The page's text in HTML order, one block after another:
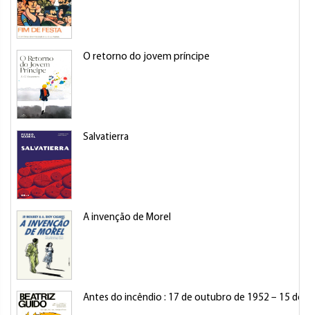
O retorno do jovem príncipe
Salvatierra
A invenção de Morel
Antes do incêndio : 17 de outubro de 1952 – 15 de